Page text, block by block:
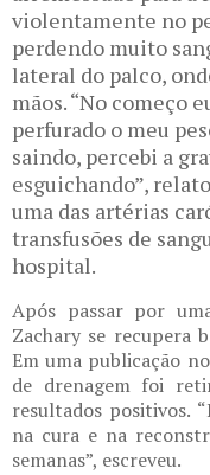
violentamente no
perdendo muito
lateral do palco,
mãos. “No começo
perfurado o meu
saindo, percebi a
esguichando”,
uma das artérias
transfusões de
hospital.
Após passar por
Zachary se recupera
Em uma publicação
de drenagem foi
resultados positivos.
na cura e na
semanas”, escreveu.